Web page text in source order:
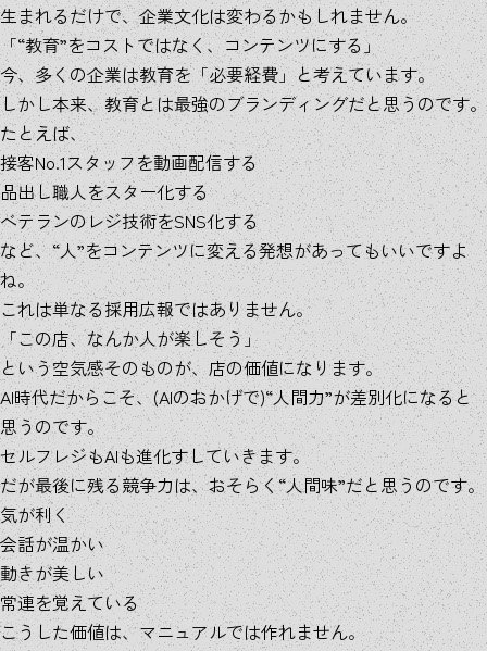
生まれるだけで、企業文化は変わるかもしれません。
「“教育”をコストではなく、コンテンツにする」
今、多くの企業は教育を「必要経費」と考えています。
しかし本来、教育とは最強のブランディングだと思うのです。
たとえば、
接客No.1スタッフを動画配信する
品出し職人をスター化する
ベテランのレジ技術をSNS化する
など、“人”をコンテンツに変える発想があってもいいですよ
ね。
これは単なる採用広報ではありません。
「この店、なんか人が楽しそう」
という空気感そのものが、店の価値になります。
AI時代だからこそ、(AIのおかげで)“人間力”が差別化になると
思うのです。
セルフレジもAIも進化すしていきます。
だが最後に残る競争力は、おそらく“人間味”だと思うのです。
気が利く
会話が温かい
動きが美しい
常連を覚えている
こうした価値は、マニュアルでは作れません。